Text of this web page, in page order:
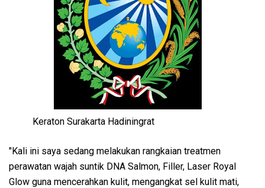
Keraton Surakarta Hadiningrat
"Kali ini saya sedang melakukan rangkaian treatmen
perawatan wajah suntik DNA Salmon, Filler, Laser Royal
Glow guna mencerahkan kulit, mengangkat sel kulit mati,